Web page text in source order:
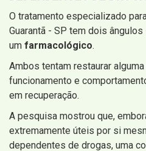
O tratamento especializado
Guarantã - SP tem dois ângulos
um farmacológico.
Ambos tentam restaurar
funcionamento e
em recuperação.
A pesquisa mostrou que,
extremamente úteis por si
dependentes de drogas, uma